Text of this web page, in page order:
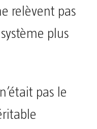
relèvent pas
plus
pas le